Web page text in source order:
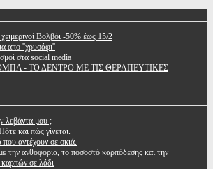
Βολβόι -50% έως 15/2
απο ''χρυσάφι''
στα social media
- ΤΟ ΔΕΝΤΡΟ ΜΕ ΤΙΣ ΘΕΡΑΠΕΥΤΙΚΕΣ
λεβάντα μου ;
και πώς γίνεται.
αντέχουν σε σκιά.
την ανθοφορία, το ποσοστό καρπόδεσης και την
καρπών σε λάδι